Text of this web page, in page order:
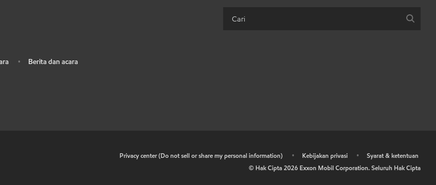
• Berita dan acara
Privacy center (Do not sell or share my personal information) • Kebijakan privasi •
Syarat & ketentuan
© Hak Cipta2026 Exxon Mobil Corporation. Seluruh Hak Cipta